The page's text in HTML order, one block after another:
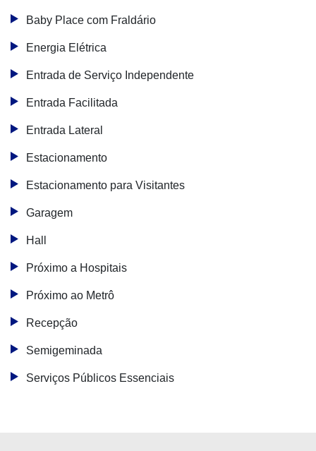
Baby Place com Fraldário
Energia Elétrica
Entrada de Serviço Independente
Entrada Facilitada
Entrada Lateral
Estacionamento
Estacionamento para Visitantes
Garagem
Hall
Próximo a Hospitais
Próximo ao Metrô
Recepção
Semigeminada
Serviços Públicos Essenciais